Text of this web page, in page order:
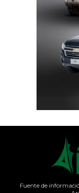
Fuente de